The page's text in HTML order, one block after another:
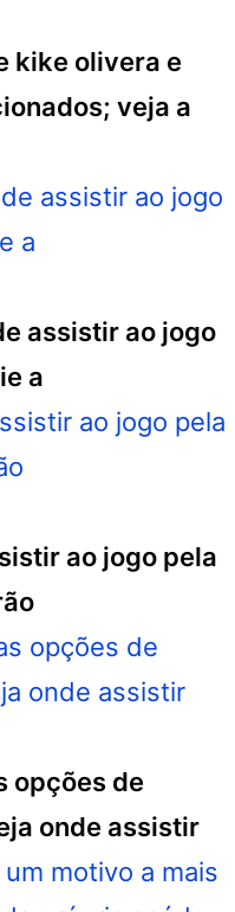
kike olivera e
veja a
assistir ao jogo
a
ao jogo pela
opções de
onde assistir